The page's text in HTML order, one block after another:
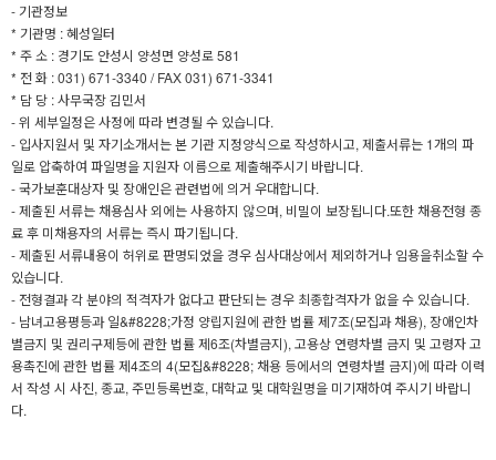
- 기관정보
* 기관명 : 혜성일터
* 주 소 : 경기도 안성시 양성면 양성로 581
* 전 화 : 031) 671-3340 / FAX 031) 671-3341
* 담 당 : 사무국장 김민서
- 위 세부일정은 사정에 따라 변경될 수 있습니다.
- 입사지원서 및 자기소개서는 본 기관 지정양식으로 작성하시고, 제출서류는 1개의 파
일로 압축하여 파일명을 지원자 이름으로 제출해주시기 바랍니다.
- 국가보훈대상자 및 장애인은 관련법에 의거 우대합니다.
- 제출된 서류는 채용심사 외에는 사용하지 않으며, 비밀이 보장됩니다.또한 채용전형 종
료 후 미채용자의 서류는 즉시 파기됩니다.
- 제출된 서류내용이 허위로 판명되었을 경우 심사대상에서 제외하거나 임용을취소할 수
있습니다.
- 전형결과 각 분야의 적격자가 없다고 판단되는 경우 최종합격자가 없을 수 있습니다.
- 남녀고용평등과 일&#8228;가정 양립지원에 관한 법률 제7조(모집과 채용), 장애인차
별금지 및 권리구제등에 관한 법률 제6조(차별금지), 고용상 연령차별 금지 및 고령자 고
용촉진에 관한 법률 제4조의 4(모집&#8228; 채용 등에서의 연령차별 금지)에 따라 이력
서 작성 시 사진, 종교, 주민등록번호, 대학교 및 대학원명을 미기재하여 주시기 바랍니
다.